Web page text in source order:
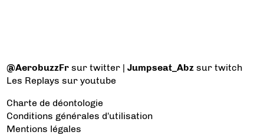
@AerobuzzFr sur twitter |Jumpseat_Abz sur twitch
Les Replays sur youtube
Charte de déontologie
Conditions générales d'utilisation
Mentions légales